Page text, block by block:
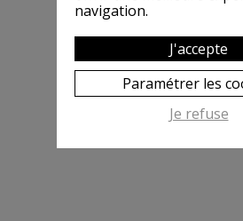
navigation.
J'accepte
Paramétrer les
Je refuse